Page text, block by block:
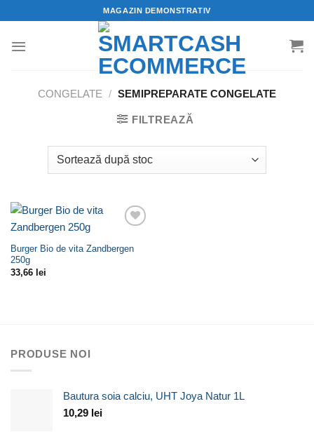
to
content
MAGAZIN DEMONSTRATIV
CONGELATE / SEMIPREPARATE CONGELATE
FILTREAZĂ
la
Wishlist
Burger Bio de vita Zandbergen
250g
33,66 lei
PRODUSE NOI
Bautura soia calciu, UHT Joya Natur 1L
10,29 lei